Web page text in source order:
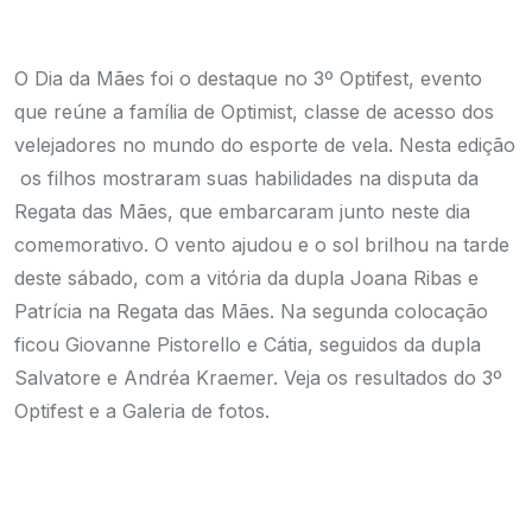
O Dia da Mães foi o destaque no 3º Optifest, evento
que reúne a família de Optimist, classe de acesso dos
velejadores no mundo do esporte de vela. Nesta edição
os filhos mostraram suas habilidades na disputa da
Regata das Mães, que embarcaram junto neste dia
comemorativo. O vento ajudou e o sol brilhou na tarde
deste sábado, com a vitória da dupla Joana Ribas e
Patrícia na Regata das Mães. Na segunda colocação
ficou Giovanne Pistorello e Cátia, seguidos da dupla
Salvatore e Andréa Kraemer. Veja os resultados do 3º
Optifest e a Galeria de fotos.